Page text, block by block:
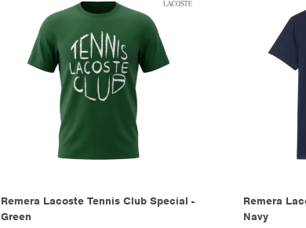
Remera Lacoste Tennis Club Special -
Green
Remera
Navy